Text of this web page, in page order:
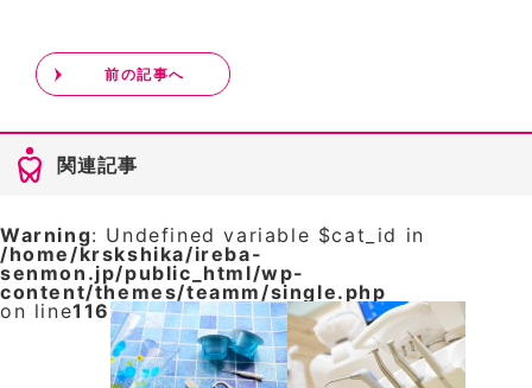
前の記事へ
関連記事
Warning: Undefined variable $cat_id in
/home/krskshika/ireba-
senmon.jp/public_html/wp-
content/themes/teamm/single.php
on line116